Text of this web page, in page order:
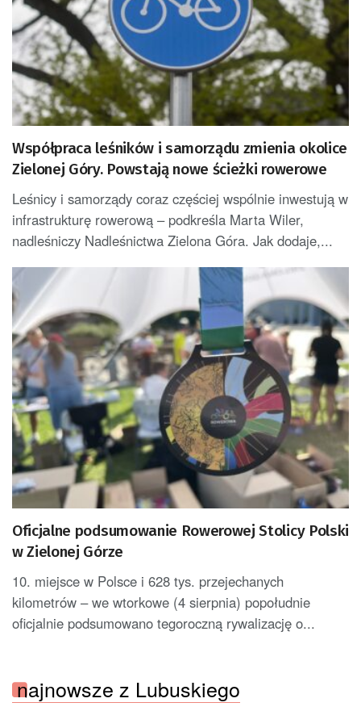
Współpraca leśników i samorządu zmienia okolice
Zielonej Góry. Powstają nowe ścieżki rowerowe
Leśnicy i samorządy coraz częściej wspólnie inwestują w
infrastrukturę rowerową – podkreśla Marta Wiler,
nadleśniczy Nadleśnictwa Zielona Góra. Jak dodaje,...
Oficjalne podsumowanie Rowerowej Stolicy Polski
w Zielonej Górze
10. miejsce w Polsce i 628 tys. przejechanych
kilometrów – we wtorkowe (4 sierpnia) popołudnie
oficjalnie podsumowano tegoroczną rywalizację o...
najnowsze z Lubuskiego